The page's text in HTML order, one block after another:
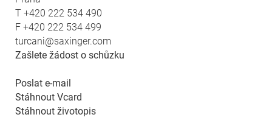
T +420 222 534 490
F +420 222 534 499
turcani@saxinger.com
Zašlete žádost o schůzku
Poslat e-mail
Stáhnout Vcard
Stáhnout životopis